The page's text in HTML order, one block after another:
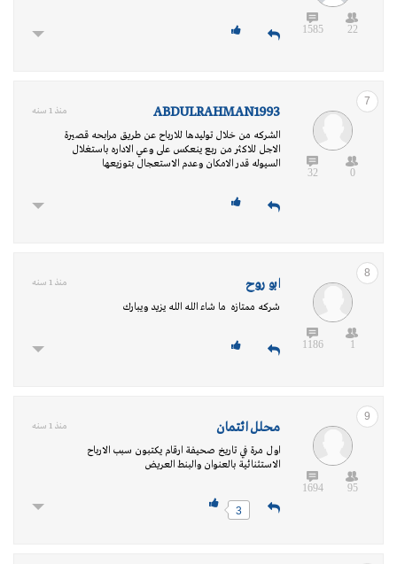
22
1585
7
0
32
ABDULRAHMAN1993 منذ 1 سنه
الشركه من خلال توليدها للارباح عن طريق مرابحه قصيرة
الاجل للاكثر من ربع ينعكس على وعي الاداره باستغلال
السيوله قدر الامكان وعدم الاستعجال بتوزيعها
8
1
1186
ابو روح منذ 1 سنه
شركه ممتازه ما شاء الله الله يزيد ويبارك
9
95
1694
محلل ائتمان منذ 1 سنه
اول مرة في تاريخ صحيفة ارقام يكتبون سبب الارباح
الاستثنائية بالعنوان والبنط العريض
3